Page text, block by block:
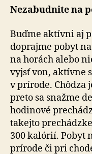
Nezabudnite na
Buďme aktívni aj
doprajme pobyt
na horách alebo
vyjsť von, aktívne
v prírode. Chôdza
preto sa snažme
hodinové
takejto
300 kalórií. Pobyt
prírode či pri